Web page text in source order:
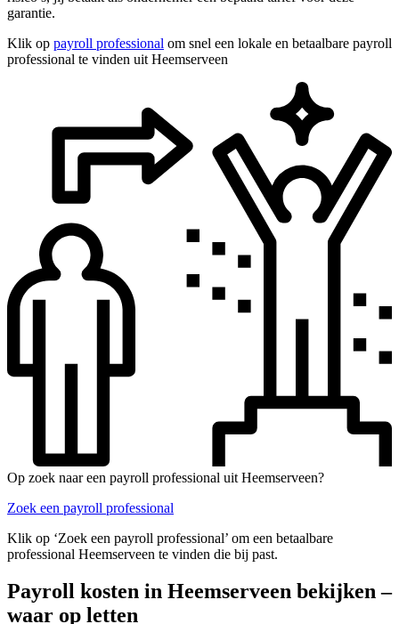
garantie.
Klik op payroll professional om snel een lokale en betaalbare payroll
professional te vinden uit Heemserveen
Op zoek naar een payroll professional uit Heemserveen?
Zoek een payroll professional
Klik op ‘Zoek een payroll professional’ om een betaalbare
professional Heemserveen te vinden die bij past.
Payroll kosten in Heemserveen bekijken –
waar op letten